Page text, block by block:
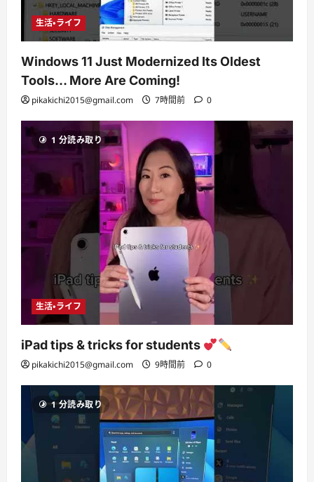
生活・ライフ
Windows 11 Just Modernized Its Oldest
Tools… More Are Coming!
pikakichi2015@gmail.com 7時間前 0
1 分読み取り
生活・ライフ
iPad tips & tricks for students
pikakichi2015@gmail.com 9時間前 0
1 分読み取り